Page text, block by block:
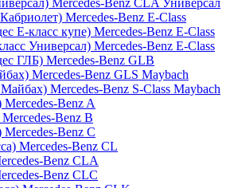
Mercedes-Benz CLA Универсал
Mercedes-Benz E-Class
Mercedes-Benz E-Class
Mercedes-Benz E-Class
Mercedes-Benz GLB
Mercedes-Benz GLS Maybach
Mercedes-Benz S-Class Maybach
Mercedes-Benz A
Mercedes-Benz B
Mercedes-Benz C
Mercedes-Benz CL
Benz CLA
Benz CLC